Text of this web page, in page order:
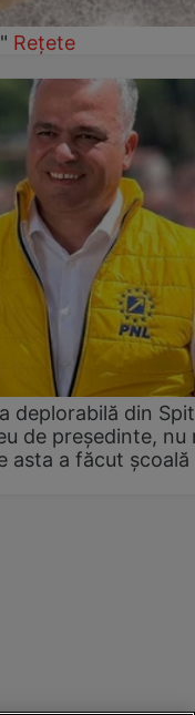
Rețete
deplorabilă din
de președinte, nu
asta a făcut școală